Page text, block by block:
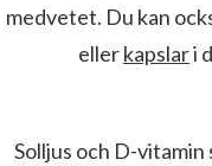
medvetet. Du kan
ellerkapslari
Solljus och D-